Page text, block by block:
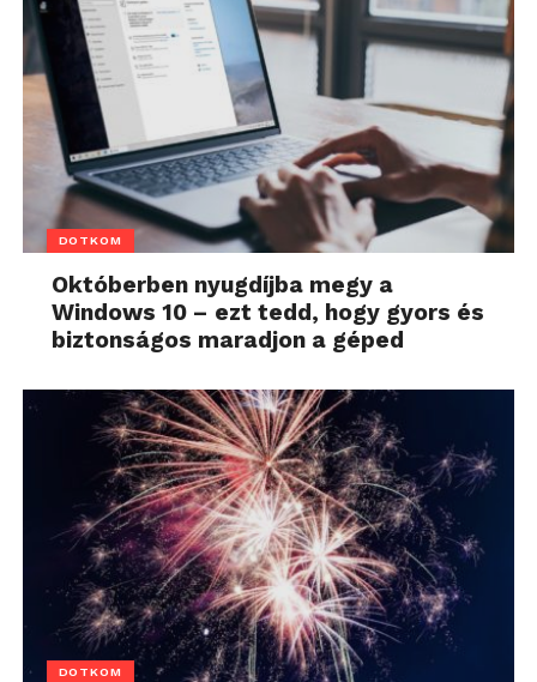
DOTKOM
Októberben nyugdíjba megy a
Windows 10 – ezt tedd, hogy gyors és
biztonságos maradjon a géped
DOTKOM